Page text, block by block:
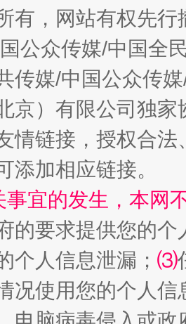
有，网站有权先
公众传媒/中国全
传媒/中国公众传
京）有限公司独
情链接，授权合
添加相应链接。
事宜的发生，本网
的要求提供您的个
个人信息泄漏； ⑶
况使用您的个人